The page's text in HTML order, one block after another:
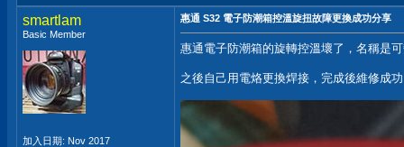
smartlam
Basic Member
加入日期: Nov 2017
惠通 S32 電子防潮箱控溫旋扭故障更換成功分享
惠通電子防潮箱的旋轉控溫壞了，名稱是
之後自己用電烙更換焊接，完成後維修成